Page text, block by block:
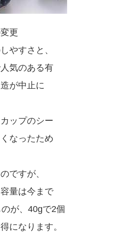
更
やすさと、
気のある有
が中止に
ップのシー
なったため
ですが、
量は今まで
が、40gで2個
になります。